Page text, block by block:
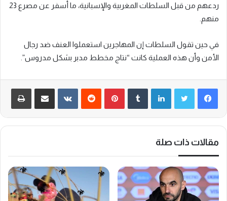
ردعهم من قبل السلطات المغربية والإسبانية، ما أسفر عن مصرع 23
منهم.
في حين تقول السلطات إن المهاجرين استعملوا العنف ضد رجال
الأمن وأن هذه العملية كانت “نتاج مخطط مدبر بشكل مدروس”.
لينكدإن بينتيريست ‏VKontakte
مقالات ذات صلة